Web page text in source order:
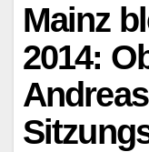
Mainz
2014: